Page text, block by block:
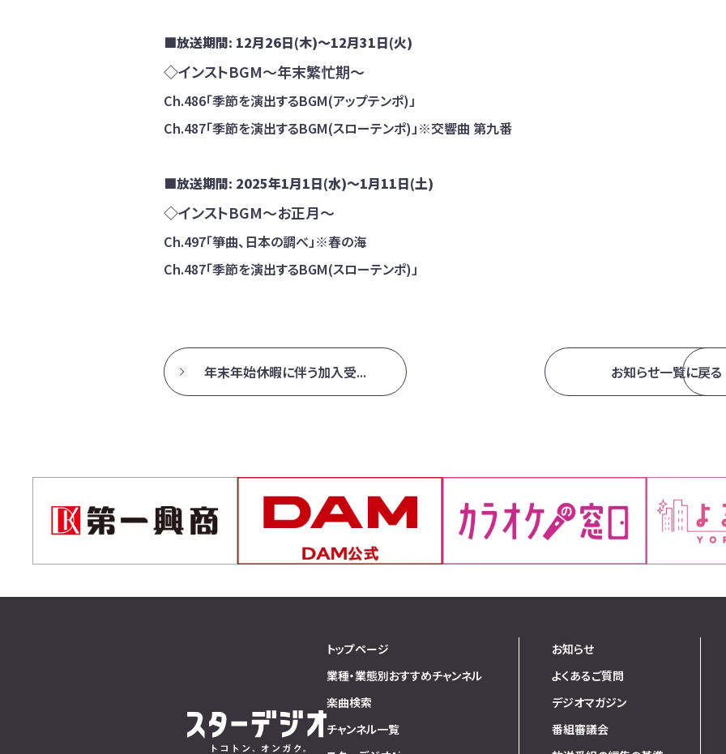
■放送期間: 12月26日(木)～12月31日(火)
◇インストBGM～年末繁忙期～
Ch.486「季節を演出するBGM(アップテンポ)」
Ch.487「季節を演出するBGM(スローテンポ)」※交響曲 第九番
■放送期間: 2025年1月1日(水)～1月11日(土)
◇インストBGM～お正月～
Ch.497「箏曲、日本の調べ」※春の海
Ch.487「季節を演出するBGM(スローテンポ)」
年末年始休暇に伴う加入受... お知らせ一覧に戻る
トップページ
業種・業態別おすすめチャンネル
楽曲検索
チャンネル一覧
お知らせ
よくあるご質問
デジオマガジン
番組審議会